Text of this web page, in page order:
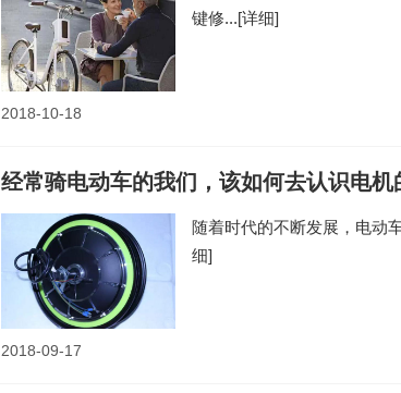
键修...[详细]
2018-10-18
经常骑电动车的我们，该如何去认识电机
随着时代的不断发展，电动
细]
2018-09-17